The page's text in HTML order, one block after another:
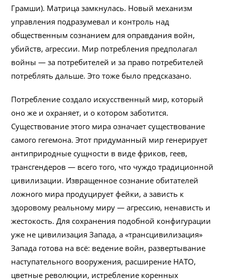
Грамши). Матрица замкнулась. Новый механизм
управления подразумевал и контроль над
общественным сознанием для оправдания войн,
убийств, агрессии. Мир потребления предполагал
войны — за потребителей и за право потребителей
потреблять дальше. Это тоже было предсказано.
Потребление создало искусственный мир, который
оно же и охраняет, и о котором заботится.
Существование этого мира означает существование
самого гегемона. Этот придуманный мир генерирует
антиприродные сущности в виде фриков, геев,
трансгендеров — всего того, что чуждо традиционной
цивилизации. Извращенное сознание обитателей
ложного мира продуцирует фейки, а зависть к
здоровому реальному миру — агрессию, ненависть и
жестокость. Для сохранения подобной конфигурации
уже не цивилизация Запада, а «трансцивилизация»
Запада готова на всё: ведение войн, развертывание
наступательного вооружения, расширение НАТО,
цветные революции, истребление коренных